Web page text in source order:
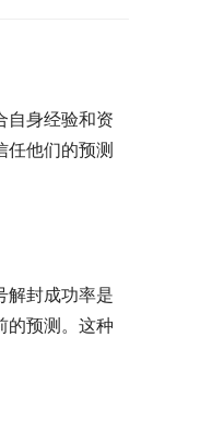
自身经验和资
他们的预测
解封成功率是
的预测。这种